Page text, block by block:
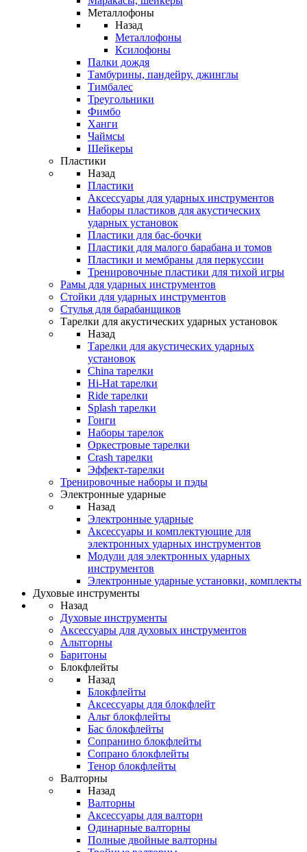
Металлофоны
Назад
Металлофоны
Ксилофоны
Палки дождя
Тамбурины, пандейру, джинглы
Тимбалес
Треугольники
Фимбо
Ханги
Чаймсы
Шейкеры
Пластики
Назад
Пластики
Аксессуары для ударных инструментов
Наборы пластиков для акустических
ударных установок
Пластики для бас-бочки
Пластики для малого барабана и томов
Пластики и мембраны для перкуссии
Тренировочные пластики для тихой игры
Рамы для ударных инструментов
Стойки для ударных инструментов
Стулья для барабанщиков
Тарелки для акустических ударных установок
Назад
Тарелки для акустических ударных
установок
China тарелки
Hi-Hat тарелки
Ride тарелки
Splash тарелки
Гонги
Наборы тарелок
Оркестровые тарелки
Сrash тарелки
Эффект-тарелки
Тренировочные наборы и пэды
Электронные ударные
Назад
Электронные ударные
Аксессуары и комплектующие для
электронных ударных инструментов
Модули для электронных ударных
инструментов
Электронные ударные установки, комплекты
Духовые инструменты
Назад
Духовые инструменты
Аксессуары для духовых инструментов
Альтгорны
Баритоны
Блокфлейты
Назад
Блокфлейты
Аксессуары для блокфлейт
Альт блокфлейты
Бас блокфлейты
Сопранино блокфлейты
Сопрано блокфлейты
Тенор блокфлейты
Валторны
Назад
Валторны
Аксессуары для валторн
Одинарные валторны
Полные двойные валторны